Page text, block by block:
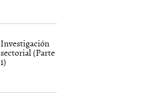
Investigación
sectorial (Parte
1)